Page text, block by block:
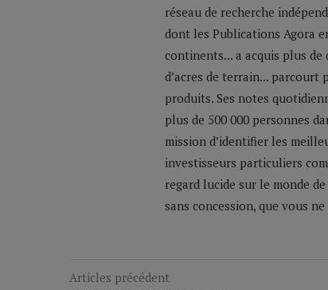
réseau de recherche
dont les Publications Agora
continents... a acquis plus de
d’acres de terrain... parcourt
produits. Ses notes
plus de 500 000 personnes
mission d’identifier les
investisseurs particuliers
regard lucide sur le monde
sans concession, que vous
Articles précédent